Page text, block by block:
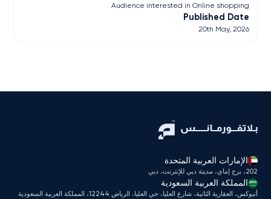
Audience interested in Online shopping
Published Date
20th May, 2026
الإمارات العربية المتحدة
202، برج إماي، مدينة دبي للإنترنت، دبي
المملكة العربية السعودية
أنبوكس، العقارية الثانية، شارع العليا، حي العليا، الرياض 12244، المملكة العربية السعودية